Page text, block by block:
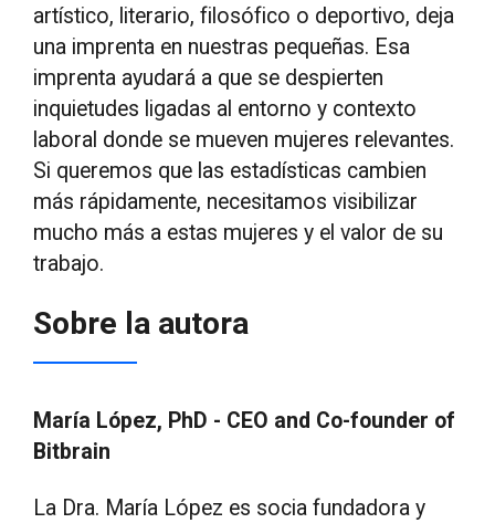
artístico, literario, filosófico o deportivo, deja
una imprenta en nuestras pequeñas. Esa
imprenta ayudará a que se despierten
inquietudes ligadas al entorno y contexto
laboral donde se mueven mujeres relevantes.
Si queremos que las estadísticas cambien
más rápidamente, necesitamos visibilizar
mucho más a estas mujeres y el valor de su
trabajo.
Sobre la autora
María López, PhD - CEO and Co-founder of
Bitbrain
La Dra. María López es socia fundadora y